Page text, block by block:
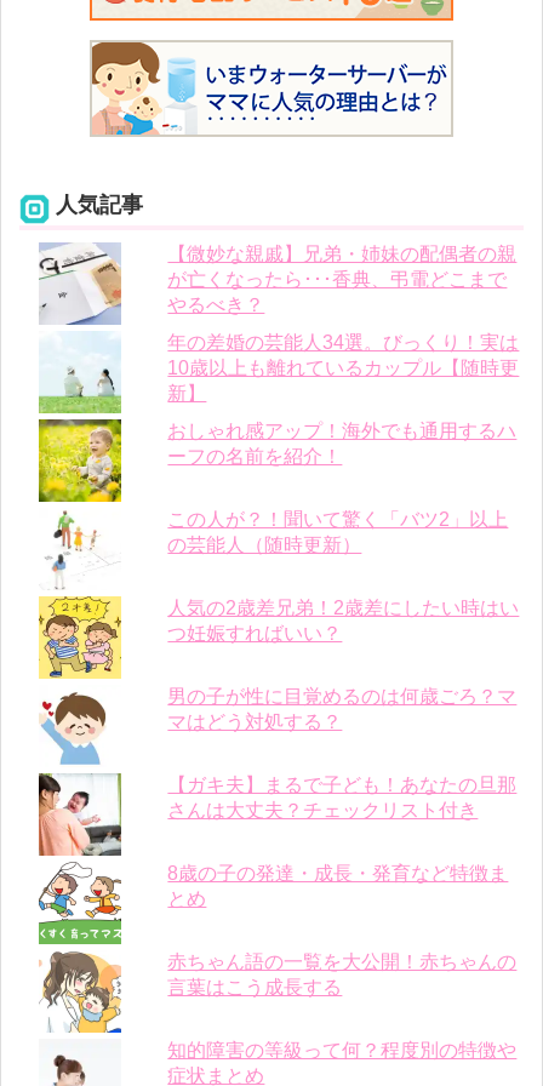
人気記事
【微妙な親戚】兄弟・姉妹の配偶者の親
が亡くなったら･･･香典、弔電どこまで
やるべき？
年の差婚の芸能人34選。びっくり！実は
10歳以上も離れているカップル【随時更
新】
おしゃれ感アップ！海外でも通用するハ
ーフの名前を紹介！
この人が？！聞いて驚く「バツ2」以上
の芸能人（随時更新）
人気の2歳差兄弟！2歳差にしたい時はい
つ妊娠すればいい？
男の子が性に目覚めるのは何歳ごろ？マ
マはどう対処する？
【ガキ夫】まるで子ども！あなたの旦那
さんは大丈夫？チェックリスト付き
8歳の子の発達・成長・発育など特徴ま
とめ
赤ちゃん語の一覧を大公開！赤ちゃんの
言葉はこう成長する
知的障害の等級って何？程度別の特徴や
症状まとめ